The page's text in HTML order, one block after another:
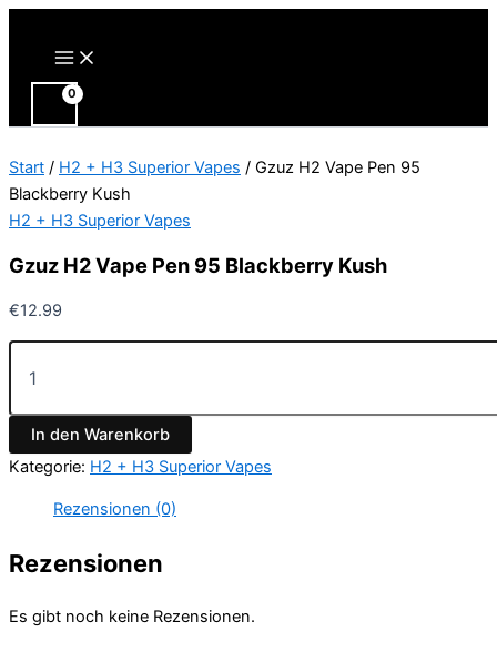
Main
Menu
Start / H2 + H3 Superior Vapes / Gzuz H2 Vape Pen 95
Blackberry Kush
H2 + H3 Superior Vapes
Gzuz H2 Vape Pen 95 Blackberry Kush
€12.99
Gzuz
Pen
Blackberry
Menge
In den Warenkorb
Kategorie: H2 + H3 Superior Vapes
Rezensionen (0)
Rezensionen
Es gibt noch keine Rezensionen.